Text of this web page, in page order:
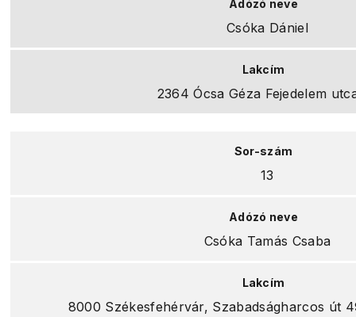
Csóka Dániel
2364 Ócsa Géza Fejedelem
13
Csóka Tamás Csaba
8000 Székesfehérvár, Szabadságharcos út